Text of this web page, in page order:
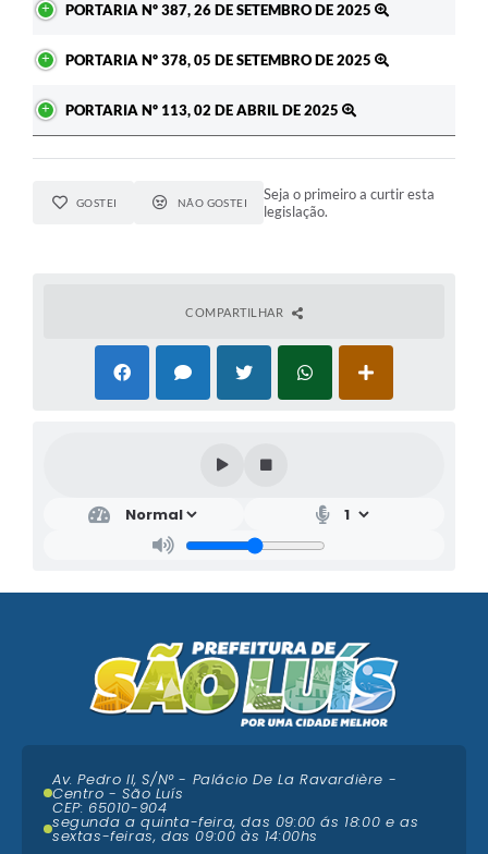
PORTARIA Nº 387, 26 DE SETEMBRO DE 2025
PORTARIA Nº 378, 05 DE SETEMBRO DE 2025
PORTARIA Nº 113, 02 DE ABRIL DE 2025
GOSTEI NÃO GOSTEI
Seja o primeiro a curtir esta
legislação.
COMPARTILHAR
Av. Pedro II, S/N° - Palácio De La Ravardière -
Centro - São Luís
CEP: 65010-904
segunda a quinta-feira, das 09:00 ás 18:00 e as
sextas-feiras, das 09:00 às 14:00hs